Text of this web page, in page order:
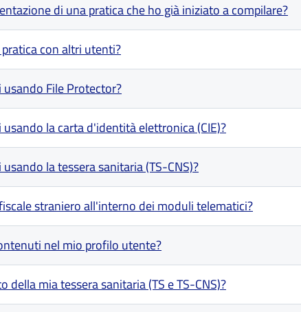
di una pratica che ho già iniziato a compilare?
con altri utenti?
File Protector?
la carta d'identità elettronica (CIE)?
la tessera sanitaria (TS-CNS)?
straniero all'interno dei moduli telematici?
nel mio profilo utente?
mia tessera sanitaria (TS e TS-CNS)?